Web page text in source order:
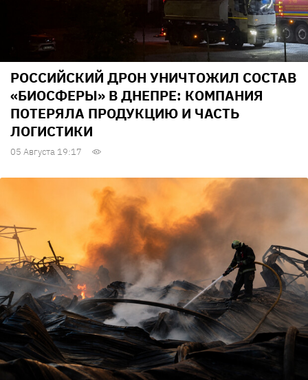
РОССИЙСКИЙ ДРОН УНИЧТОЖИЛ СОСТАВ
«БИОСФЕРЫ» В ДНЕПРЕ: КОМПАНИЯ
ПОТЕРЯЛА ПРОДУКЦИЮ И ЧАСТЬ
ЛОГИСТИКИ
05 Августа 19:17